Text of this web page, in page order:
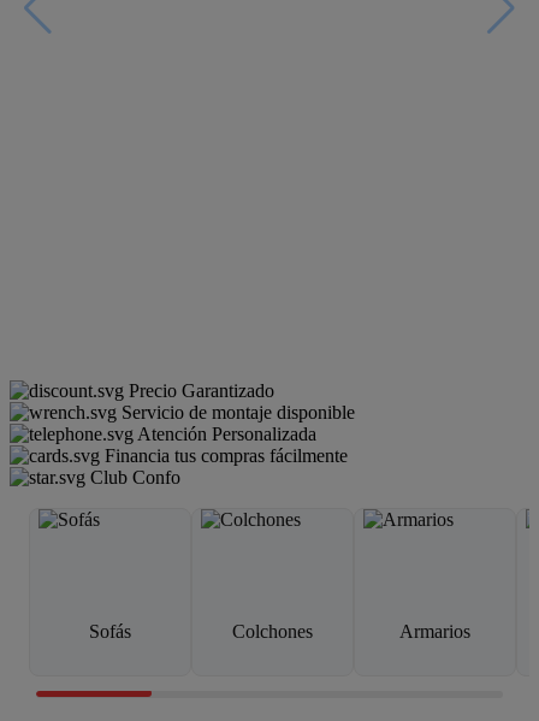
Precio Garantizado
Servicio de montaje disponible
Atención Personalizada
Financia tus compras fácilmente
Club Confo
Sofás Colchones Armarios